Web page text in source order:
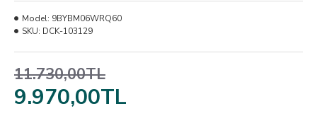
9.970,00TL
11.730,00TL
Model: 9BYBM06WRQ60
SKU: DCK-103129